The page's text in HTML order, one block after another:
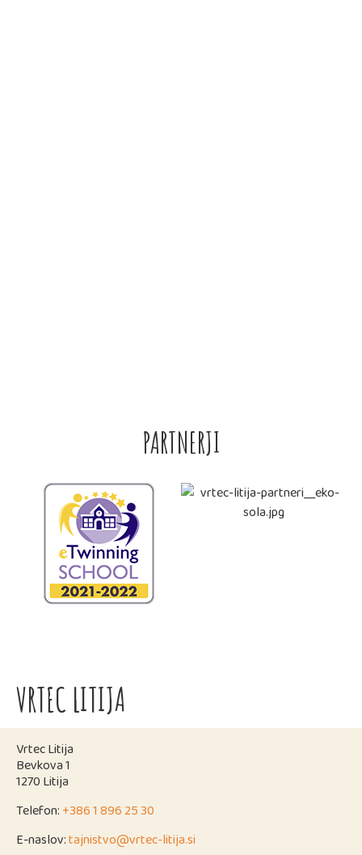
PARTNERJI
VRTEC LITIJA
Vrtec Litija
Bevkova 1
1270 Litija
Telefon:+386 1 896 25 30
E-naslov:tajnistvo@vrtec-litija.si